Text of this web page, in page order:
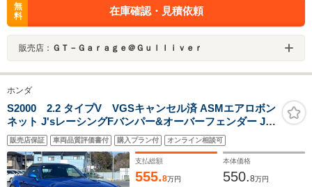
無
料
在庫確認・見積依頼
販売店： ＧＴ－Ｇａｒａｇｅ＠Ｇｕｌｌｉｖｅｒ
ホンダ
S2000 2.2 タイプV VGSキャンセル済 ASMエアロボン
ネット J'sレーシングFバンパー&オーバーフェンダー J's
レーシングマフラー J'sレーシングエアインテーク 無限エ
キマニ ENKEI RPF1RS18AW BILSTEIN車高調
販売店保証 車両品質評価書付 購入プラン付 オンライン相談可
支払総額
555.8万円
本体価格
550.8万円